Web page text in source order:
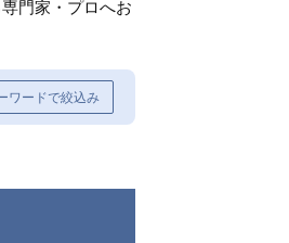
門家・プロへお
ワードで絞込み